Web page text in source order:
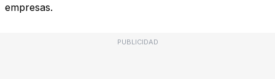
empresas.
PUBLICIDAD